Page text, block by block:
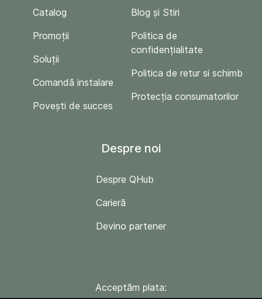
Catalog
Promoții
Soluții
Comandă instalare
Povești de succes
Blog și Stiri
Politica de
confidențialitate
Politica de retur si schimb
Protecția consumatorilor
Despre noi
Despre QHub
Carieră
Devino partener
Acceptăm plata: